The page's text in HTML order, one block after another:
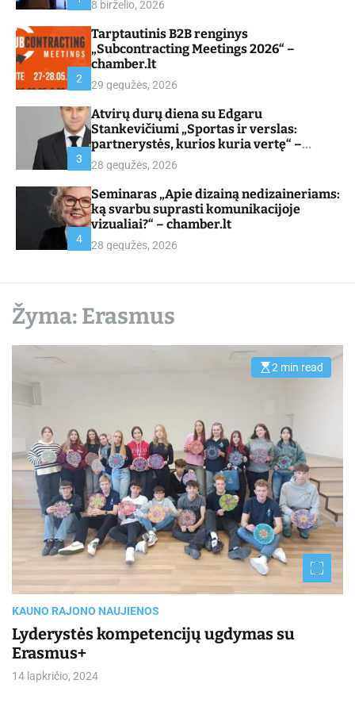
8 birželio, 2026
2
Tarptautinis B2B renginys
„Subcontracting Meetings 2026“ –
chamber.lt
29 gegužės, 2026
3
Atvirų durų diena su Edgaru
Stankevičiumi „Sportas ir verslas:
partnerystės, kurios kuria vertę“ –
chamber.lt
28 gegužės, 2026
4
Seminaras „Apie dizainą nedizaineriams:
ką svarbu suprasti komunikacijoje
vizualiai?“ – chamber.lt
28 gegužės, 2026
Žyma: Erasmus
E
m
a
t
e
d
r
e
d
t
i
m
e
2 min read
KAUNO RAJONO NAUJIENOS
Lyderystės kompetencijų ugdymas su
Erasmus+
14 lapkričio, 2024